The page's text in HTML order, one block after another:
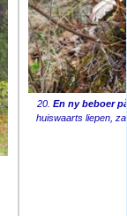
20.En ny beboer
huiswaarts liepen,